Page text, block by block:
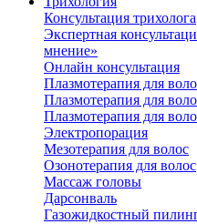
Консультация трихолога
Экспертная
мнение»
Онлайн консультация
Плазмотерапия для
Плазмотерапия для
Плазмотерапия для
Электропорация
Мезотерапия для волос
Озонотерапия для волос
Массаж головы
Дарсонваль
Газожидкостный